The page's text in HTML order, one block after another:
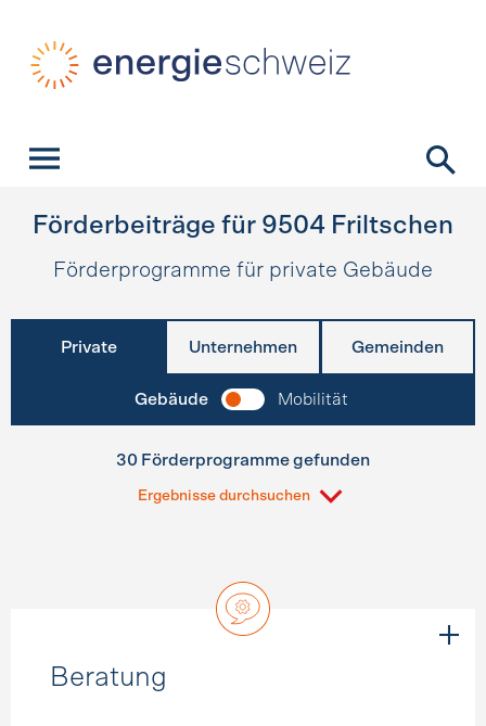
Förderbeiträge für 9504 Friltschen
Förderprogramme für private Gebäude
Private Unternehmen Gemeinden
Gebäude Mobilität
30 Förderprogramme gefunden
Ergebnisse durchsuchen
Beratung